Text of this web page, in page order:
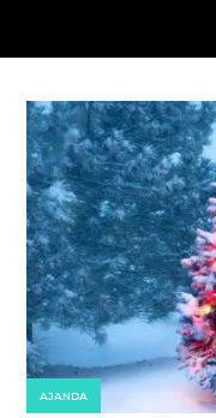
AJANDA